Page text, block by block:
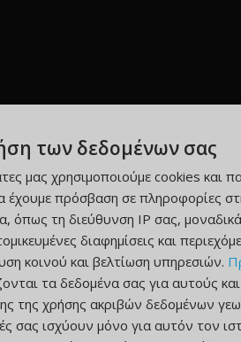
των δεδομένων σας
μας χρησιμοποιούμε cookies και
έχουμε πρόσβαση σε πληροφορίες
όπως τη διεύθυνση IP σας,
διαφημίσεις και
κοινού και βελτίωση υπηρεσιών.
τα δεδομένα σας για αυτούς
της χρήσης ακριβών δεδομένων
σας ισχύουν μόνο για αυτόν τον